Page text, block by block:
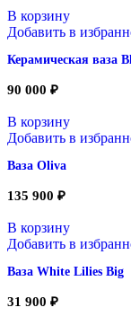
В корзину
Добавить в
Керамическая ваза
90 000 ₽
В корзину
Добавить в
Ваза Oliva
135 900 ₽
В корзину
Добавить в
Ваза White Lilies Big
31 900 ₽